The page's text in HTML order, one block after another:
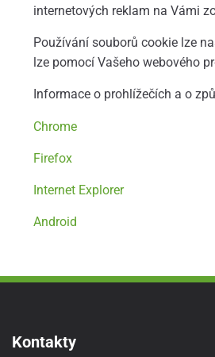
internetových reklam na Vámi
Používání souborů cookie lze
lze pomocí Vašeho webového
Informace o prohlížečích a o
Chrome
Firefox
Internet Explorer
Android
Kontakty